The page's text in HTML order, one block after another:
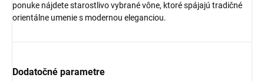
ponuke nájdete starostlivo vybrané vône, ktoré spájajú tradičné
orientálne umenie s modernou eleganciou.
Dodatočné parametre